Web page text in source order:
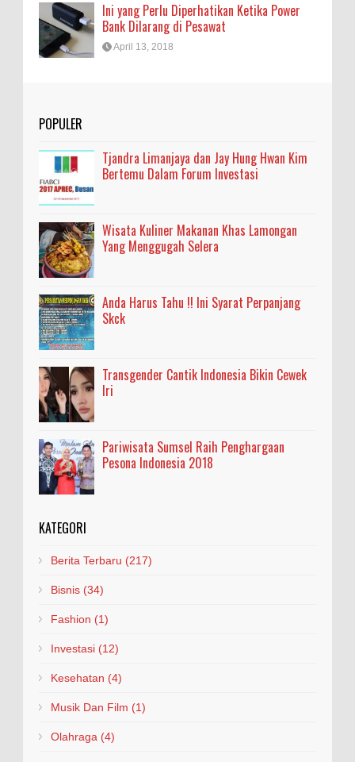
Ini yang Perlu Diperhatikan Ketika Power
Bank Dilarang di Pesawat
April 13, 2018
POPULER
Tjandra Limanjaya dan Jay Hung Hwan Kim
Bertemu Dalam Forum Investasi
Wisata Kuliner Makanan Khas Lamongan
Yang Menggugah Selera
Anda Harus Tahu !! Ini Syarat Perpanjang
Skck
Transgender Cantik Indonesia Bikin Cewek
Iri
Pariwisata Sumsel Raih Penghargaan
Pesona Indonesia 2018
KATEGORI
Berita Terbaru (217)
Bisnis (34)
Fashion (1)
Investasi (12)
Kesehatan (4)
Musik Dan Film (1)
Olahraga (4)